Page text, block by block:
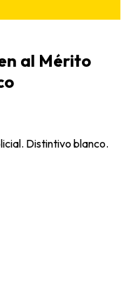
al Mérito
Distintivo blanco.